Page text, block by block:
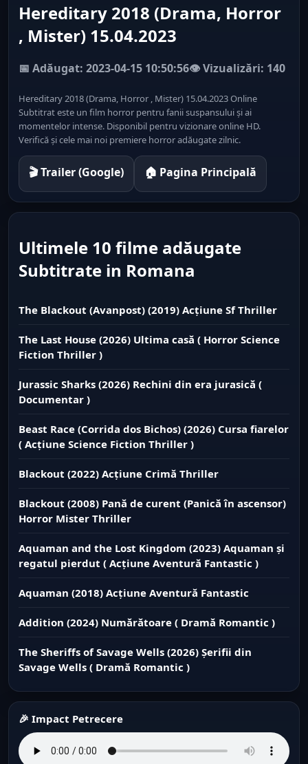
Hereditary 2018 (Drama, Horror
, Mister) 15.04.2023
📅 Adăugat: 2023-04-15 10:50:56👁️ Vizualizări: 140
Hereditary 2018 (Drama, Horror , Mister) 15.04.2023 Online
Subtitrat este un film horror pentru fanii suspansului și ai
momentelor intense. Disponibil pentru vizionare online HD.
Verifică și cele mai noi premiere horror adăugate zilnic.
🎬 Trailer (Google) 🏠 Pagina Principală
Ultimele 10 filme adăugate
Subtitrate in Romana
The Blackout (Avanpost) (2019) Acțiune Sf Thriller
The Last House (2026) Ultima casă ( Horror Science
Fiction Thriller )
Jurassic Sharks (2026) Rechini din era jurasică (
Documentar )
Beast Race (Corrida dos Bichos) (2026) Cursa fiarelor
( Acțiune Science Fiction Thriller )
Blackout (2022) Acțiune Crimă Thriller
Blackout (2008) Pană de curent (Panică în ascensor)
Horror Mister Thriller
Aquaman and the Lost Kingdom (2023) Aquaman și
regatul pierdut ( Acțiune Aventură Fantastic )
Aquaman (2018) Acțiune Aventură Fantastic
Addition (2024) Numărătoare ( Dramă Romantic )
The Sheriffs of Savage Wells (2026) Șerifii din
Savage Wells ( Dramă Romantic )
🎉 Impact Petrecere